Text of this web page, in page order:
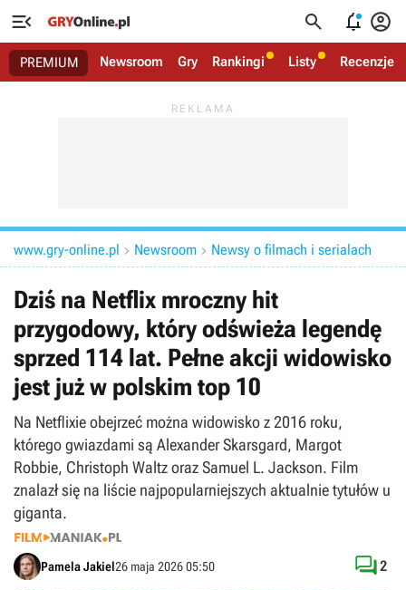
   
PREMIUM Newsroom Gry Rankingi Listy Recenzje
www.gry-online.pl  Newsroom  Newsy o filmach i serialach
Dziś na Netflix mroczny hit
przygodowy, który odświeża legendę
sprzed 114 lat. Pełne akcji widowisko
jest już w polskim top 10
Na Netflixie obejrzeć można widowisko z 2016 roku,
którego gwiazdami są Alexander Skarsgard, Margot
Robbie, Christoph Waltz oraz Samuel L. Jackson. Film
znalazł się na liście najpopularniejszych aktualnie tytułów u
giganta.
Pamela Jakiel26 maja 2026 05:50 2